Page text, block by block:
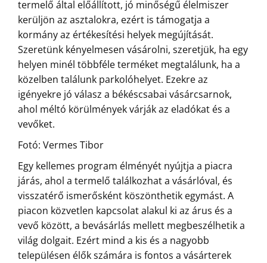
termelő által előállított, jó minőségű élelmiszer
kerüljön az asztalokra, ezért is támogatja a
kormány az értékesítési helyek megújítását.
Szeretünk kényelmesen vásárolni, szeretjük, ha egy
helyen minél többféle terméket megtalálunk, ha a
közelben találunk parkolóhelyet. Ezekre az
igényekre jó válasz a békéscsabai vásárcsarnok,
ahol méltó körülmények várják az eladókat és a
vevőket.
Fotó: Vermes Tibor
Egy kellemes program élményét nyújtja a piacra
járás, ahol a termelő találkozhat a vásárlóval, és
visszatérő ismerősként köszönthetik egymást. A
piacon közvetlen kapcsolat alakul ki az árus és a
vevő között, a bevásárlás mellett megbeszélhetik a
világ dolgait. Ezért mind a kis és a nagyobb
településen élők számára is fontos a vásárterek